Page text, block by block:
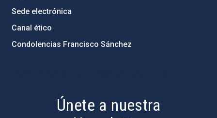
Sede electrónica
Canal ético
Condolencias Francisco Sánchez
Únete a nuestra